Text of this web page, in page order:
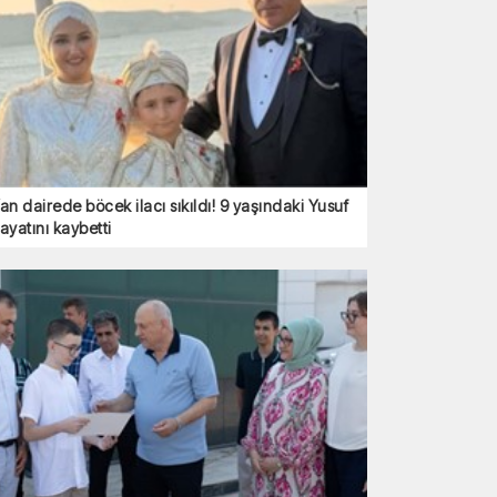
dairede böcek ilacı sıkıldı! 9 yaşındaki Yusuf
kaybetti